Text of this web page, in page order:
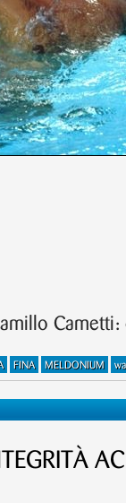
Cametti:
FINA MELDONIUM